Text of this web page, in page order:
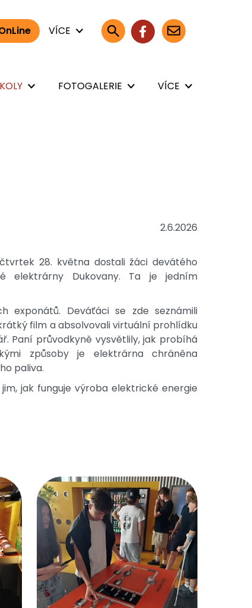
VÍCE
FOTOGALERIE VÍCE
2.6.2026
28. května dostali žáci devátého
elektrárny Dukovany. Ta je jedním
exponátů. Deváťáci se zde seznámili
film a absolvovali virtuální prohlídku
Paní průvodkyně vysvětlily, jak probíhá
způsoby je elektrárna chráněna
paliva.
jak funguje výroba elektrické energie